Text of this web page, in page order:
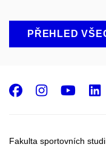
PŘEHLED
Fakulta sportovních
Facebook